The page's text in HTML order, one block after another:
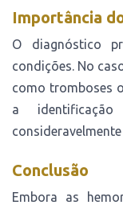
Importância
O diagnóstico
condições. No
como tromboses
a
Conclusão
Embora as